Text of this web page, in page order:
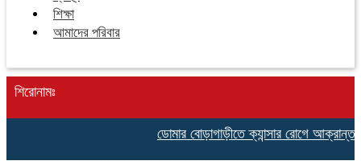
শিক্ষা
আমাদের পরিবার
শিরোনামঃ
ডোমার বোড়াগাড়ীতে ক্যান্সার রোগে আক্রান্ত